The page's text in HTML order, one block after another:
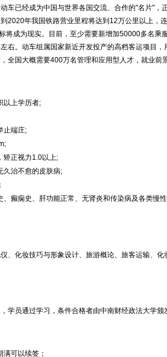
车已经成为中国与世界各国交流、合作的"名片"，
2020年我国铁路营业里程将达到12万公里以上，
将成为现实。目前，至少需要新增加50000多名乘
右。动车组属国家新近开发投产的高档客运项目
全国大概需要400万名管理和应用型人才，就业前
以上学历者;
止端庄;
矫正视力1.0以上;
久治不愈的皮肤病;
癫痫史、肝功能正常、无肾炎和传染病及各类慢
化妆技巧与形象设计、旅游概论、旅客运输、化
员通过学习，条件合格者由中南财经政法大学颁
可以续签；